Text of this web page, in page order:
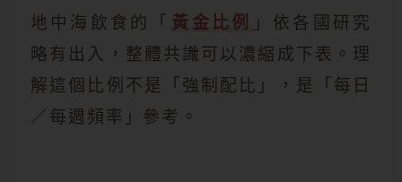
地中海飲食的「 黃金比例
」依各國研究
略有出入，整體共識可以濃縮成下表。理
解這個比例不是「強制配比」，是「每日
／每週頻率」參考。